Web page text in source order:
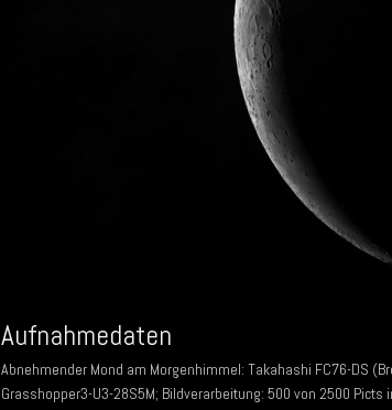
Aufnahmedaten
Abnehmender Mond am Morgenhimmel: Takahashi FC76-DS
Grasshopper3-U3-28S5M; Bildverarbeitung: 500 von 2500